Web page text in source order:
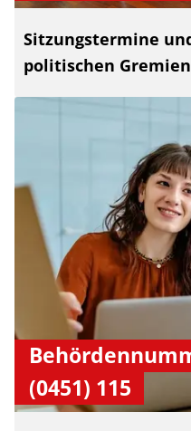
Sitzungstermine
politischen Gremien
(0451) 115